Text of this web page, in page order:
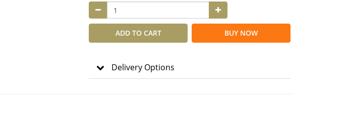
ADD TO CART BUY NOW
Delivery Options